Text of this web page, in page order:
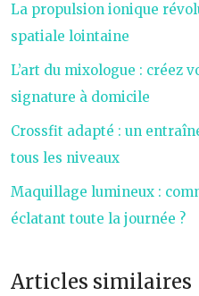
La propulsion ionique
spatiale lointaine
L’art du mixologue : créez
signature à domicile
Crossfit adapté : un
tous les niveaux
Maquillage lumineux :
éclatant toute la journée ?
Articles similaires